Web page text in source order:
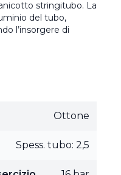
stringitubo. La
del tubo,
l’insorgere di
Ottone
Spess. tubo: 2,5